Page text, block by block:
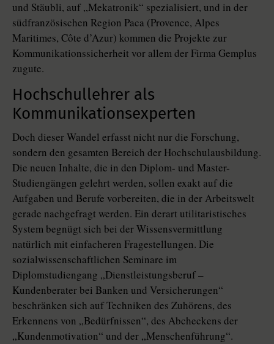
und Stäubli, auf „Mekatronik“ spezialisiert, und in der
südfranzösischen Region Paca (Provence, Alpes
Maritimes, Côte d’Azur) kommen die Projekte zur
Kommunikationssicherheit vor allem der Firma Gemplus
zugute.
Hochschullehrer als
Kommunikationsexperten
Doch dieser Wandel erfasst nicht nur die Forschung,
sondern den gesamten Bereich der Hochschulausbildung.
Die neuen Inhalte, die in den Diplom- und Master-
Studiengängen gelehrt werden, sollen exakt auf die
Aufgaben und Berufe vorbereiten, die in der Arbeitswelt
gerade nachgefragt werden. Ein derart utilitaristisches
System begnügt sich bei der Wissensvermittlung
natürlich mit einfacheren Fragestellungen. Die
sozialwissenschaftlichen Seminare im
Diplomstudiengang „Dienstleistungsberuf –
Kundenberater bei Banken und Versicherungen“
beschränken sich auf Techniken des Zuhörens, des
Erkennens von „Bedürfnissen“, des Abcheckens der
„Kundenmotivation“ und der „Menschenführung“.